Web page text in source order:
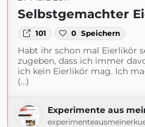
Selbstgemachter
101 0 Speichern
Habt ihr schon mal Eierlikör
zugeben, dass ich immer
ich kein Eierlikör mag. Ich
(...)
Experimente aus